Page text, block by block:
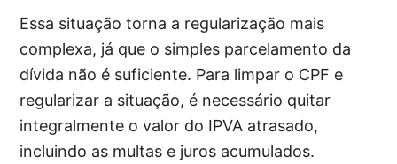
Essa situação torna a regularização mais
complexa, já que o simples parcelamento da
dívida não é suficiente. Para limpar o CPF e
regularizar a situação, é necessário quitar
integralmente o valor do IPVA atrasado,
incluindo as multas e juros acumulados.